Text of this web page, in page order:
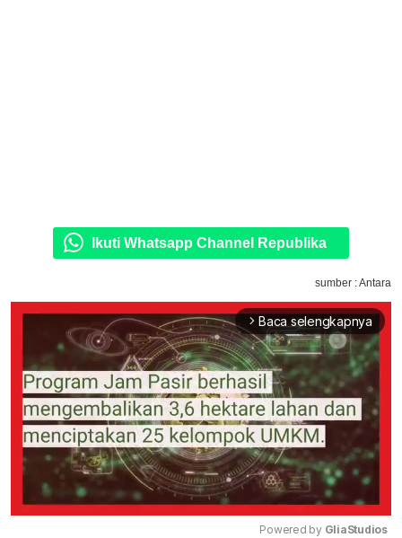
Ikuti Whatsapp Channel Republika
sumber : Antara
arrow_forward_ios Baca selengkapnya
Powered by GliaStudios